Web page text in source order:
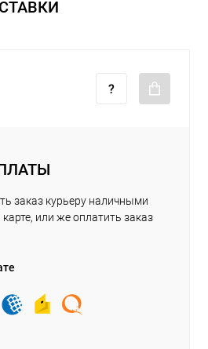
заказ курьеру наличными
или же оплатить заказ